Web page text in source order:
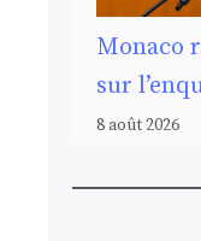
Monaco
sur
8 août 2026